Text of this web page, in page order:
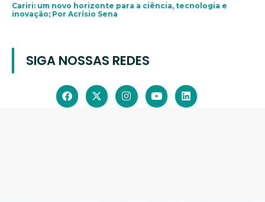
Cariri: um novo horizonte para a ciência, tecnologia e
inovação; Por Acrísio Sena
SIGA NOSSAS REDES